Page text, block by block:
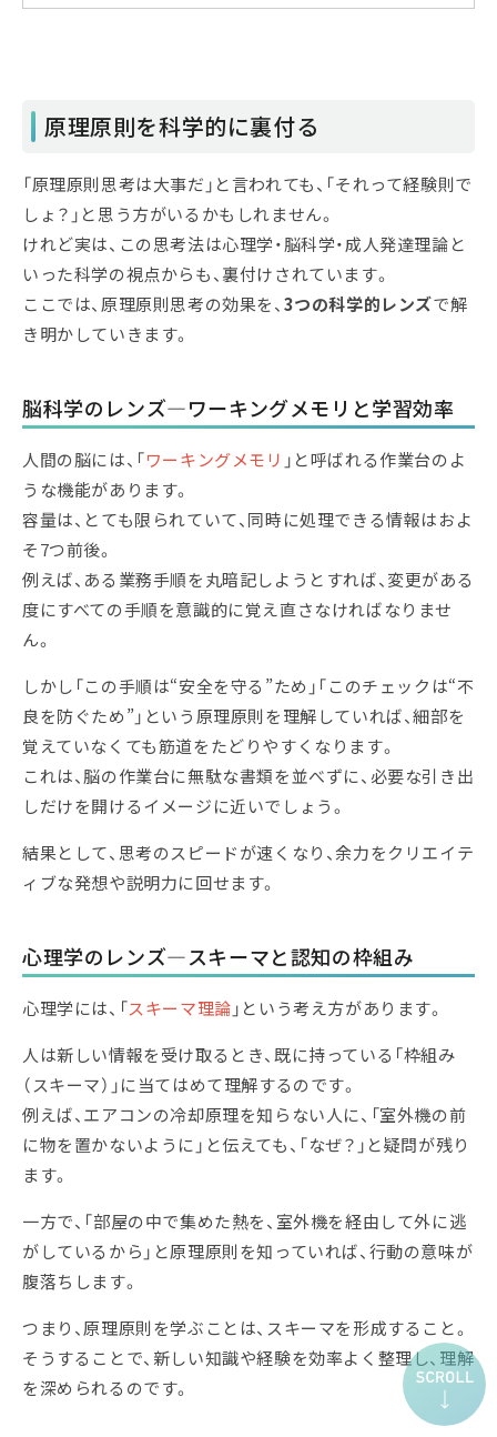
原理原則を科学的に裏付る
「原理原則思考は大事だ」と言われても、「それって経験則で
しょ？」と思う方がいるかもしれません。
けれど実は、この思考法は心理学・脳科学・成人発達理論と
いった科学の視点からも、裏付けされています。
ここでは、原理原則思考の効果を、3つの科学的レンズで解
き明かしていきます。
脳科学のレンズ―ワーキングメモリと学習効率
人間の脳には、「ワーキングメモリ 」と呼ばれる作業台のよ
うな機能があります。
容量は、とても限られていて、同時に処理できる情報はおよ
そ7つ前後。
例えば、ある業務手順を丸暗記しようとすれば、変更がある
度にすべての手順を意識的に覚え直さなければなりませ
ん。
しかし「この手順は“安全を守る”ため」「このチェックは“不
良を防ぐため”」という原理原則を理解していれば、細部を
覚えていなくても筋道をたどりやすくなります。
これは、脳の作業台に無駄な書類を並べずに、必要な引き出
しだけを開けるイメージに近いでしょう。
結果として、思考のスピードが速くなり、余力をクリエイテ
ィブな発想や説明力に回せます。
心理学のレンズ―スキーマと認知の枠組み
心理学には、「スキーマ理論 」という考え方があります。
人は新しい情報を受け取るとき、既に持っている「枠組み
（スキーマ）」に当てはめて理解するのです。
例えば、エアコンの冷却原理を知らない人に、「室外機の前
に物を置かないように」と伝えても、「なぜ？」と疑問が残り
ます。
一方で、「部屋の中で集めた熱を、室外機を経由して外に逃
がしているから」と原理原則を知っていれば、行動の意味が
腹落ちします。
つまり、原理原則を学ぶことは、スキーマを形成すること。
そうすることで、新しい知識や経験を効率よく整理し、理解
を深められるのです。